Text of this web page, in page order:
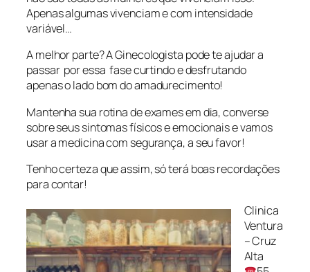
Apenas algumas vivenciam e com intensidade
variável…
A melhor parte? A Ginecologista pode te ajudar a
passar por essa fase curtindo e desfrutando
apenas o lado bom do amadurecimento!
Mantenha sua rotina de exames em dia, converse
sobre seus sintomas físicos e emocionais e vamos
usar a medicina com segurança, a seu favor!
Tenho certeza que assim, só terá boas recordações
para contar!
Clinica
Ventura
– Cruz
Alta